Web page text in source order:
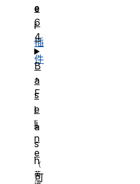
e
r
插
件
，
F
l
a
s
h
可
e
6
4
B
a
s
e
li
n
e